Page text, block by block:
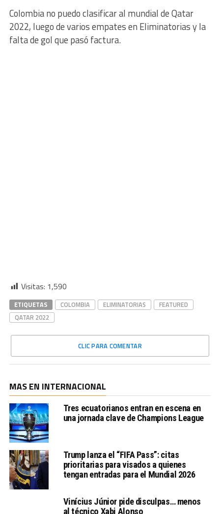
Colombia no puedo clasificar al mundial de Qatar
2022, luego de varios empates en Eliminatorias y la
falta de gol que pasó factura.
Visitas: 1,590
ETIQUETAS COLOMBIA ELIMINATORIAS
FEATURED
QATAR 2022
CLIC PARA COMENTAR
MAS EN INTERNACIONAL
Tres ecuatorianos entran en escena en
una jornada clave de Champions League
Trump lanza el “FIFA Pass”: citas
prioritarias para visados a quienes
tengan entradas para el Mundial 2026
Vinícius Júnior pide disculpas… menos
al técnico Xabi Alonso